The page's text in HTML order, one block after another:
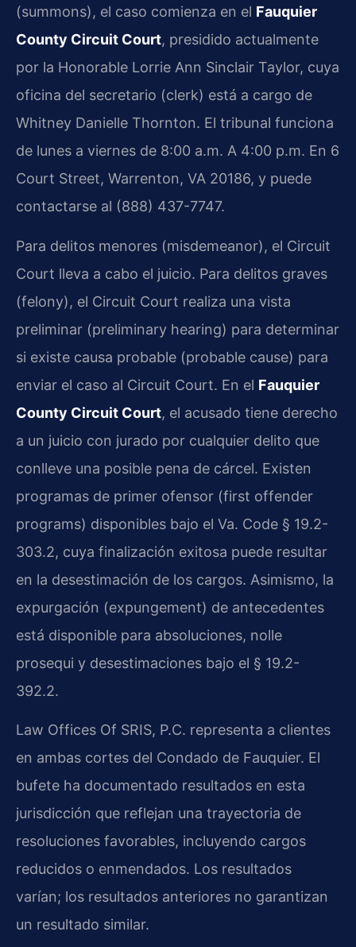
(summons), el caso comienza en el Fauquier
County Circuit Court, presidido actualmente
por la Honorable Lorrie Ann Sinclair Taylor, cuya
oficina del secretario (clerk) está a cargo de
Whitney Danielle Thornton. El tribunal funciona
de lunes a viernes de 8:00 a.m. A 4:00 p.m. En 6
Court Street, Warrenton, VA 20186, y puede
contactarse al (888) 437-7747.
Para delitos menores (misdemeanor), el Circuit
Court lleva a cabo el juicio. Para delitos graves
(felony), el Circuit Court realiza una vista
preliminar (preliminary hearing) para determinar
si existe causa probable (probable cause) para
enviar el caso al Circuit Court. En el Fauquier
County Circuit Court, el acusado tiene derecho
a un juicio con jurado por cualquier delito que
conlleve una posible pena de cárcel. Existen
programas de primer ofensor (first offender
programs) disponibles bajo el Va. Code § 19.2-
303.2, cuya finalización exitosa puede resultar
en la desestimación de los cargos. Asimismo, la
expurgación (expungement) de antecedentes
está disponible para absoluciones, nolle
prosequi y desestimaciones bajo el § 19.2-
392.2.
Law Offices Of SRIS, P.C. representa a clientes
en ambas cortes del Condado de Fauquier. El
bufete ha documentado resultados en esta
jurisdicción que reflejan una trayectoria de
resoluciones favorables, incluyendo cargos
reducidos o enmendados. Los resultados
varían; los resultados anteriores no garantizan
un resultado similar.